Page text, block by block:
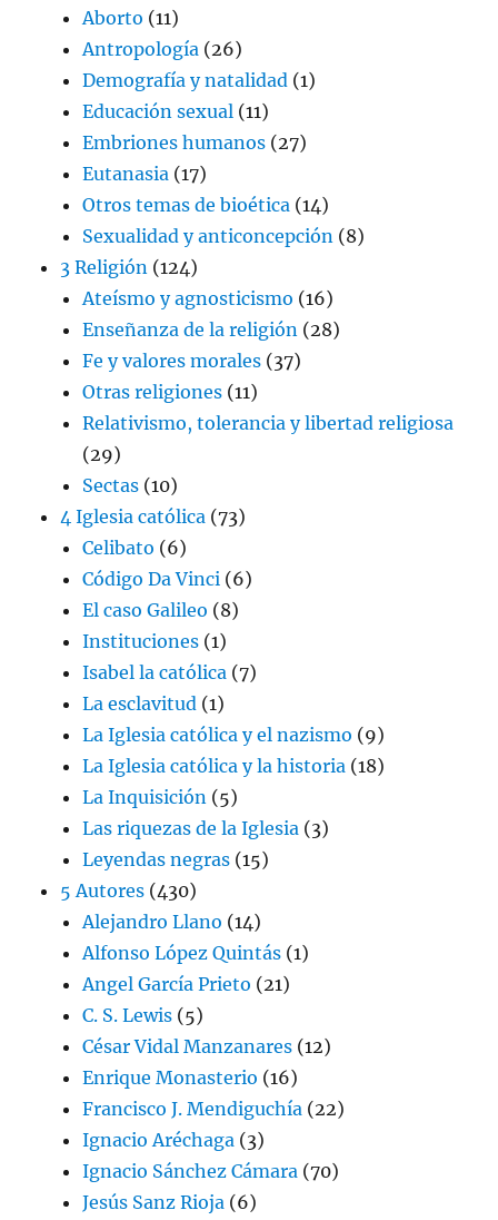
Aborto (11)
Antropología (26)
Demografía y natalidad (1)
Educación sexual (11)
Embriones humanos (27)
Eutanasia (17)
Otros temas de bioética (14)
Sexualidad y anticoncepción (8)
3 Religión (124)
Ateísmo y agnosticismo (16)
Enseñanza de la religión (28)
Fe y valores morales (37)
Otras religiones (11)
Relativismo, tolerancia y libertad religiosa
(29)
Sectas (10)
4 Iglesia católica (73)
Celibato (6)
Código Da Vinci (6)
El caso Galileo (8)
Instituciones (1)
Isabel la católica (7)
La esclavitud (1)
La Iglesia católica y el nazismo (9)
La Iglesia católica y la historia (18)
La Inquisición (5)
Las riquezas de la Iglesia (3)
Leyendas negras (15)
5 Autores (430)
Alejandro Llano (14)
Alfonso López Quintás (1)
Angel García Prieto (21)
C. S. Lewis (5)
César Vidal Manzanares (12)
Enrique Monasterio (16)
Francisco J. Mendiguchía (22)
Ignacio Aréchaga (3)
Ignacio Sánchez Cámara (70)
Jesús Sanz Rioja (6)